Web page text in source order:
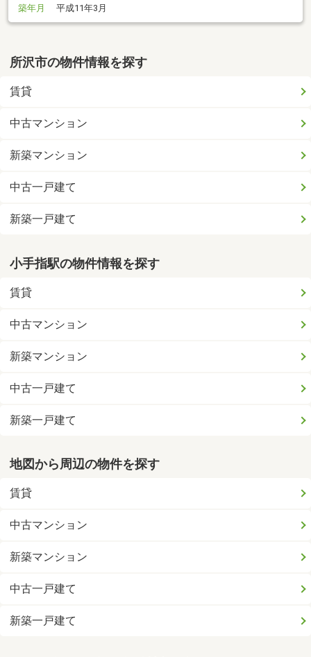
築年月
平成11年3月
所沢市の物件情報を探す
賃貸
中古マンション
新築マンション
中古一戸建て
新築一戸建て
小手指駅の物件情報を探す
賃貸
中古マンション
新築マンション
中古一戸建て
新築一戸建て
地図から周辺の物件を探す
賃貸
中古マンション
新築マンション
中古一戸建て
新築一戸建て